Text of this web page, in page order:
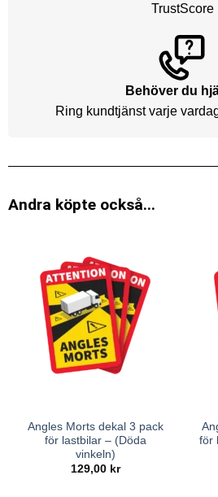
TrustScore
Behöver du
Ring kundtjänst varje
Andra köpte också...
Angles Morts dekal 3 pack
för lastbilar – (Döda
vinkeln)
129,00 kr
för